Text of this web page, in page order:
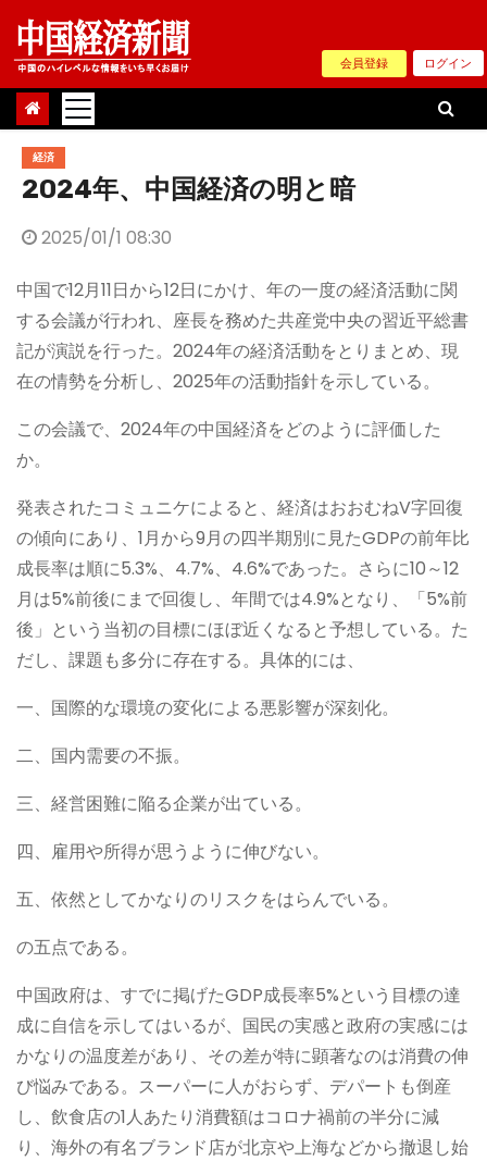
Skip
content
会員登録 ログイン
経済
2024年、中国経済の明と暗
2025/01/1 08:30
中国で12月11日から12日にかけ、年の一度の経済活動に関
する会議が行われ、座長を務めた共産党中央の習近平総書
記が演説を行った。2024年の経済活動をとりまとめ、現
在の情勢を分析し、2025年の活動指針を示している。
この会議で、2024年の中国経済をどのように評価した
か。
発表されたコミュニケによると、経済はおおむねV字回復
の傾向にあり、1月から9月の四半期別に見たGDPの前年比
成長率は順に5.3%、4.7%、4.6%であった。さらに10～12
月は5%前後にまで回復し、年間では4.9%となり、「5%前
後」という当初の目標にほぼ近くなると予想している。た
だし、課題も多分に存在する。具体的には、
一、国際的な環境の変化による悪影響が深刻化。
二、国内需要の不振。
三、経営困難に陥る企業が出ている。
四、雇用や所得が思うように伸びない。
五、依然としてかなりのリスクをはらんでいる。
の五点である。
中国政府は、すでに掲げたGDP成長率5%という目標の達
成に自信を示してはいるが、国民の実感と政府の実感には
かなりの温度差があり、その差が特に顕著なのは消費の伸
び悩みである。スーパーに人がおらず、デパートも倒産
し、飲食店の1人あたり消費額はコロナ禍前の半分に減
り、海外の有名ブランド店が北京や上海などから撤退し始